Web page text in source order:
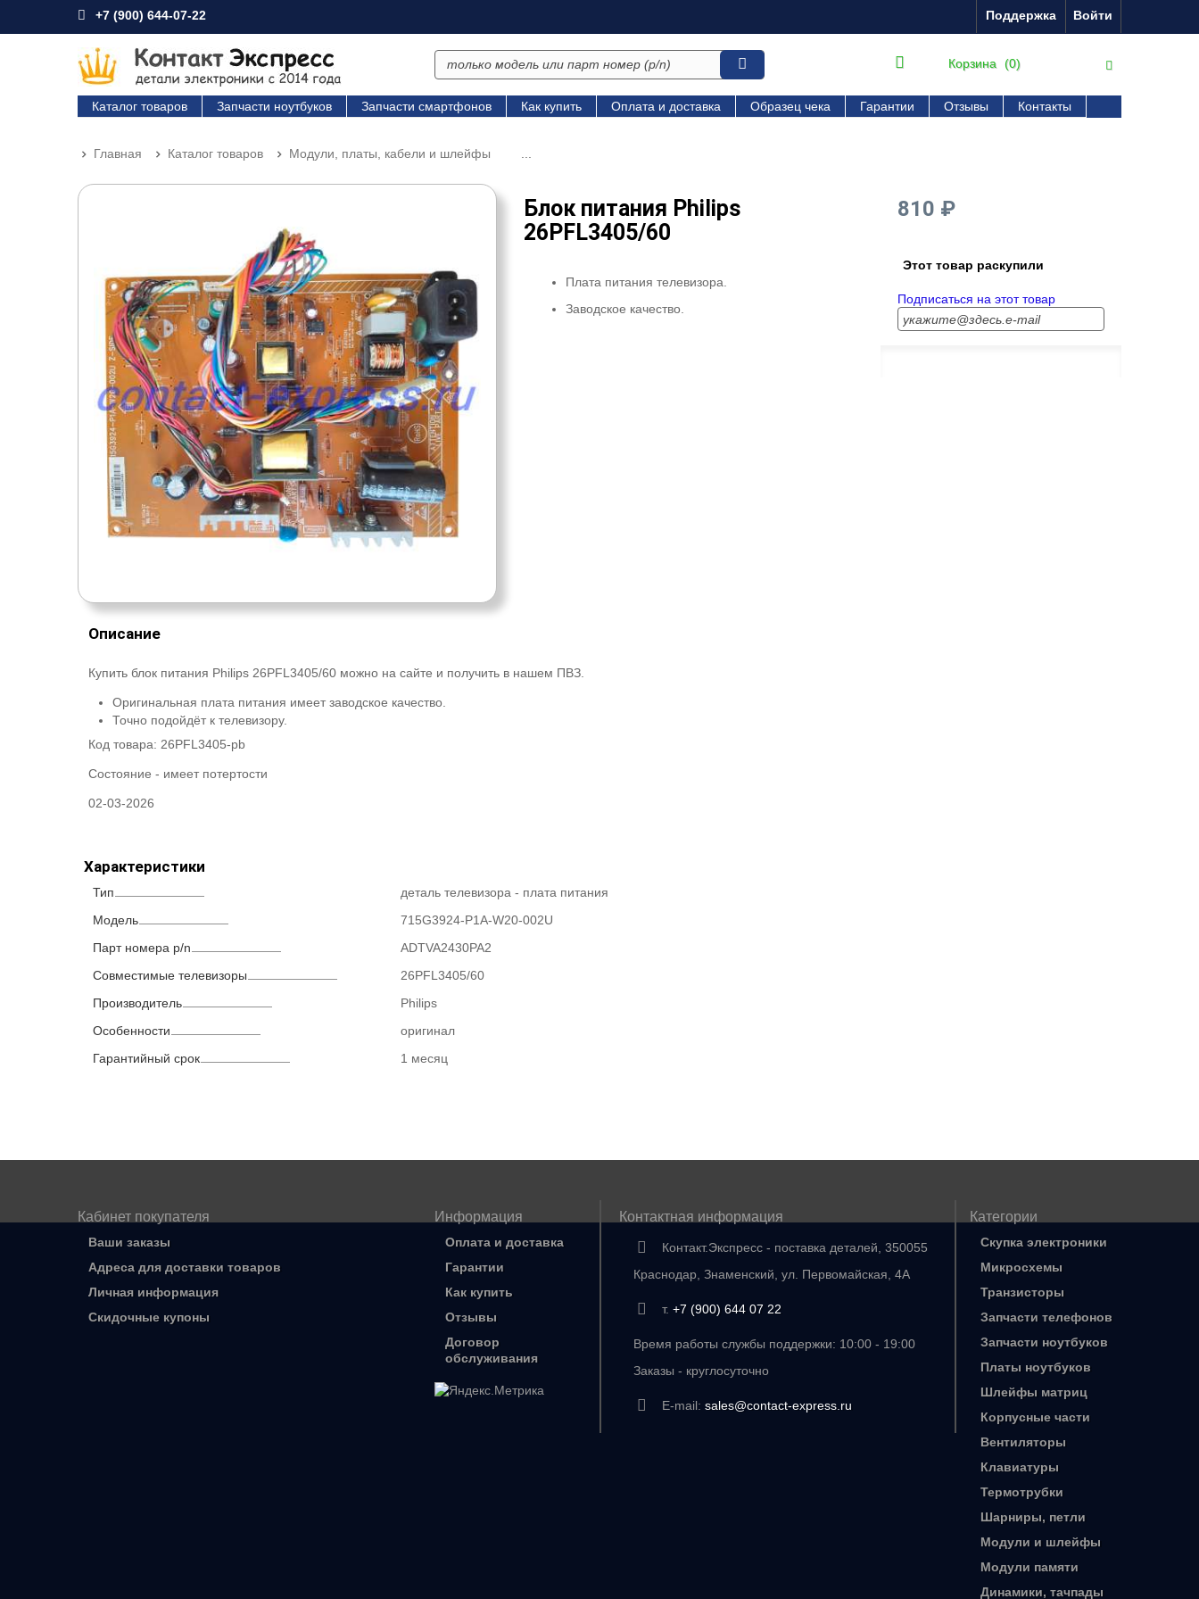
Войти
Поддержка
+7 (900) 644-07-22
Корзина (0)
Каталог товаров Запчасти ноутбуков Запчасти смартфонов Как купить Оплата и доставка Образец чека Гарантии Отзывы Контакты
Главная Каталог товаров Модули, платы, кабели и шлейфы
Блок питания Philips
26PFL3405/60
Плата питания телевизора.
Заводское качество.
810 ₽
Этот товар раскупили
Подписаться на этот товар
Описание
Купить блок питания Philips 26PFL3405/60 можно на сайте и получить в нашем ПВЗ.
Оригинальная плата питания имеет заводское качество.
Точно подойдёт к телевизору.
Код товара: 26PFL3405-pb
Состояние - имеет потертости
02-03-2026
Характеристики
Тип
деталь телевизора - плата питания
Модель
715G3924-P1A-W20-002U
Парт номера p/n
ADTVA2430PA2
Совместимые телевизоры
26PFL3405/60
Производитель
Philips
Особенности
оригинал
Гарантийный срок
1 месяц
Кабинет покупателя
Ваши заказы
Адреса для доставки товаров
Личная информация
Скидочные купоны
Информация
Оплата и доставка
Гарантии
Как купить
Отзывы
Договор
обслуживания
Контактная информация
Контакт.Экспресс - поставка деталей, 350055
Краснодар, Знаменский, ул. Первомайская, 4А
т. +7 (900) 644 07 22
Время работы службы поддержки: 10:00 - 19:00
Заказы - круглосуточно
E-mail: sales@contact-express.ru
Категории
Скупка электроники
Микросхемы
Транзисторы
Запчасти телефонов
Запчасти ноутбуков
Платы ноутбуков
Шлейфы матриц
Корпусные части
Вентиляторы
Клавиатуры
Термотрубки
Шарниры, петли
Модули и шлейфы
Модули памяти
Динамики, тачпады